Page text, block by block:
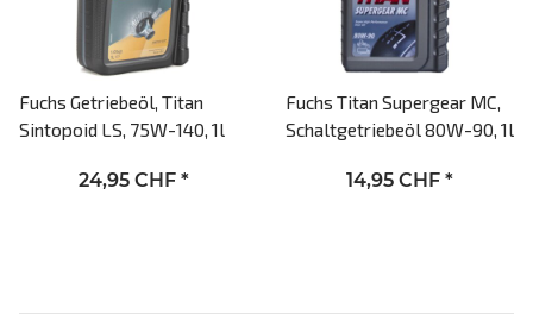
Fuchs Getriebeöl, Titan
Sintopoid LS, 75W-140, 1l
24,95 CHF *
Fuchs Titan Supergear MC,
Schaltgetriebeöl 80W-90, 1l
14,95 CHF *